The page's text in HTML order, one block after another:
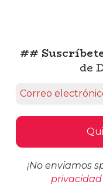
##
de
¡No enviamos
privacidad